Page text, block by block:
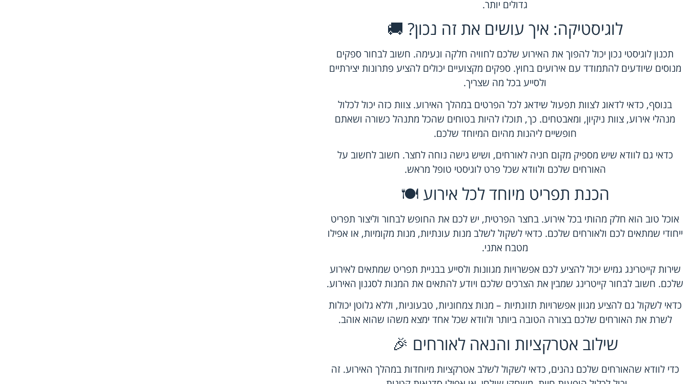
גדולים יותר.
לוגיסטיקה: איך עושים את זה נכון? 🚚
תכנון לוגיסטי נכון יכול להפוך את האירוע שלכם לחוויה חלקה ונעימה. חשוב לבחור ספקים
מנוסים שיודעים להתמודד עם אירועים בחוץ. ספקים מקצועיים יכולים להציע פתרונות יצירתיים
ולסייע בכל מה שצריך.
בנוסף, כדאי לדאוג לצוות תפעול שידאג לכל הפרטים במהלך האירוע. צוות כזה יכול לכלול
מנהלי אירוע, צוות ניקיון, ומאבטחים. כך, תוכלו להיות בטוחים שהכל מתנהל כשורה ושאתם
חופשיים ליהנות מהיום המיוחד שלכם.
כדאי גם לוודא שיש מספיק מקום חניה לאורחים, ושיש גישה נוחה לחצר. חשוב לחשוב על
האורחים שלכם ולוודא שכל פרט לוגיסטי טופל מראש.
הכנת תפריט מיוחד לכל אירוע 🍽️
אוכל טוב הוא חלק מהותי בכל אירוע. בחצר הפרטית, יש לכם את החופש לבחור וליצור תפריט
ייחודי שמתאים לכם ולאורחים שלכם. כדאי לשקול לשלב מנות עונתיות, מנות מקומיות, או אפילו
מטבח אתני.
שירות קייטרינג גמיש יכול להציע לכם אפשרויות מגוונות ולסייע בבניית תפריט שמתאים לאירוע
שלכם. חשוב לבחור קייטרינג שמבין את הצרכים שלכם ויודע להתאים את המנות לסגנון האירוע.
כדאי לשקול גם להציע מגוון אפשרויות תזונתיות – מנות צמחוניות, טבעוניות, וללא גלוטן יכולות
לשרת את האורחים שלכם בצורה הטובה ביותר ולוודא שכל אחד ימצא משהו שהוא אוהב.
שילוב אטרקציות והנאה לאורחים 🎉
כדי לוודא שהאורחים שלכם נהנים, כדאי לשקול לשלב אטרקציות מיוחדות במהלך האירוע. זה